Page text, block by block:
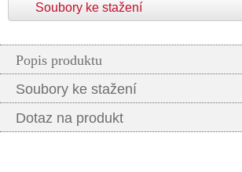
Soubory ke stažení
Popis produktu
Soubory ke stažení
Dotaz na produkt